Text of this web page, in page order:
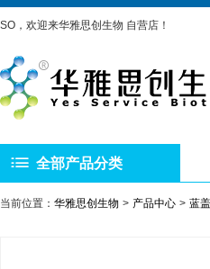
SO，欢迎来华雅思创生物 自营店！
全部产品分类
当前位置： 华雅思创生物 产品中心 蓝